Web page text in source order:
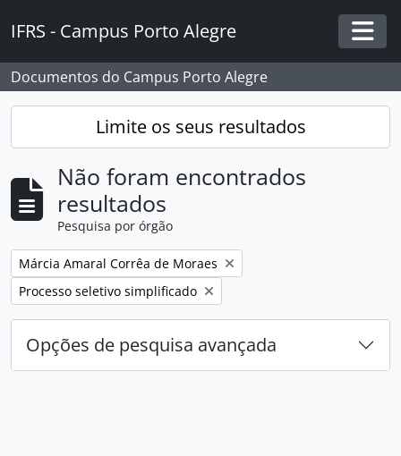
IFRS - Campus Porto Alegre
Documentos do Campus Porto Alegre
Limite os seus resultados
Não foram encontrados
resultados
Pesquisa por órgão
Remover filtro:
Márcia Amaral Corrêa de Moraes
Remover filtro:
Processo seletivo simplificado
Opções de pesquisa avançada